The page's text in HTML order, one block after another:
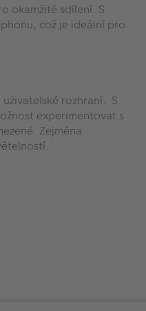
okamžité sdílení. S
což je ideální pro
rozhraní. S
experimentovat s
Zejména